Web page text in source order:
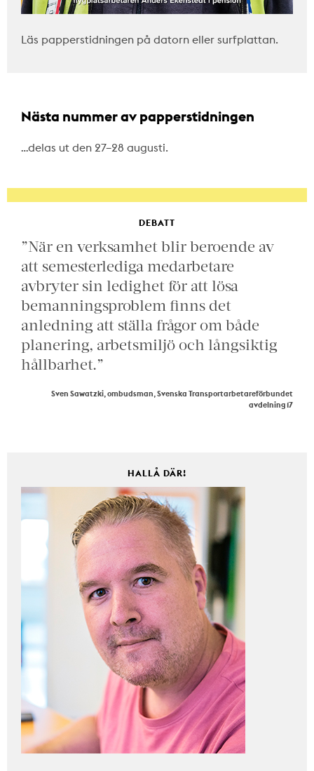
Läs papperstidningen på datorn eller surfplattan.
Nästa nummer av papperstidningen
…delas ut den 27–28 augusti.
DEBATT
”När en verksamhet blir beroende av
att semesterlediga medarbetare
avbryter sin ledighet för att lösa
bemanningsproblem finns det
anledning att ställa frågor om både
planering, arbetsmiljö och långsiktig
hållbarhet.”
Sven Sawatzki, ombudsman, Svenska Transportarbetareförbundet
avdelning 17
HALLÅ DÄR!